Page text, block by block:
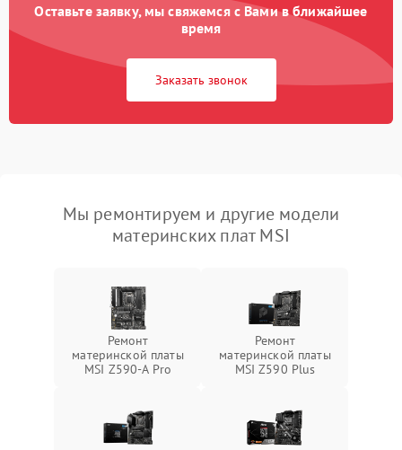
Оставьте заявку, мы свяжемся с Вами в ближайшее
время
Заказать звонок
Мы ремонтируем и другие модели
материнских плат MSI
Ремонт
материнской платы
MSI Z590-A Pro
Ремонт
материнской платы
MSI Z590 Plus